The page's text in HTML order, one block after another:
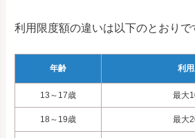
利用限度額の違いは以下のとおりで
年齢 利
13～17歳 最大
18～19歳 最大